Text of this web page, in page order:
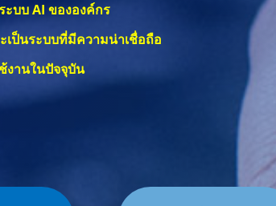
ะบบ AI ขององค์กร
เป็นระบบที่มีความน่าเชื่อถือ
งานในปัจจุบัน